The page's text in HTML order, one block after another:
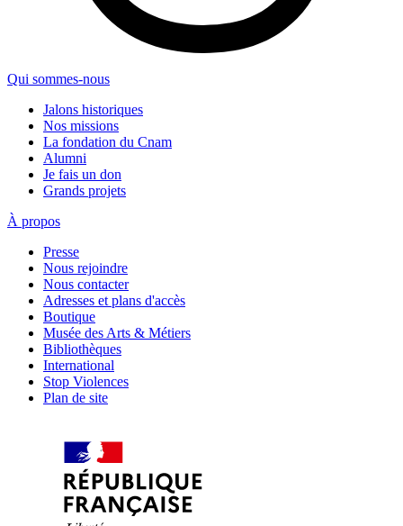
Qui sommes-nous
Jalons historiques
Nos missions
La fondation du Cnam
Alumni
Je fais un don
Grands projets
À propos
Presse
Nous rejoindre
Nous contacter
Adresses et plans d'accès
Boutique
Musée des Arts & Métiers
Bibliothèques
International
Stop Violences
Plan de site